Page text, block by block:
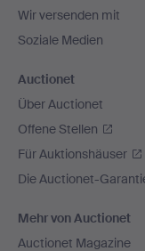
Wir versenden mit
Soziale Medien
Auctionet
Über Auctionet
Offene Stellen
Für Auktionshäuser
Die Auctionet-
Mehr von Auctionet
Auctionet Magazine